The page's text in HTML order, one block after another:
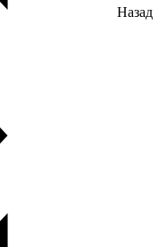
Назад